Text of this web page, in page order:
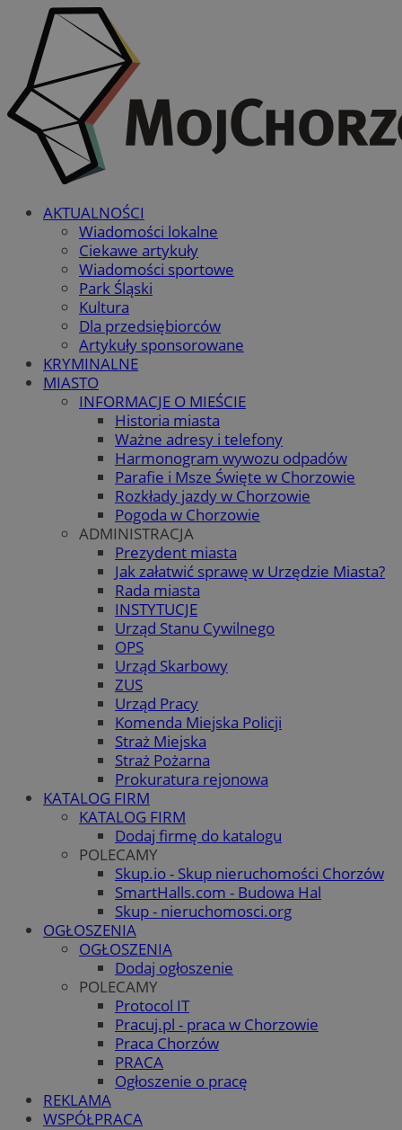
AKTUALNOŚCI
Wiadomości lokalne
Ciekawe artykuły
Wiadomości sportowe
Park Śląski
Kultura
Dla przedsiębiorców
Artykuły sponsorowane
KRYMINALNE
MIASTO
INFORMACJE O MIEŚCIE
Historia miasta
Ważne adresy i telefony
Harmonogram wywozu odpadów
Parafie i Msze Święte w Chorzowie
Rozkłady jazdy w Chorzowie
Pogoda w Chorzowie
ADMINISTRACJA
Prezydent miasta
Jak załatwić sprawę w Urzędzie Miasta?
Rada miasta
INSTYTUCJE
Urząd Stanu Cywilnego
OPS
Urząd Skarbowy
ZUS
Urząd Pracy
Komenda Miejska Policji
Straż Miejska
Straż Pożarna
Prokuratura rejonowa
KATALOG FIRM
KATALOG FIRM
Dodaj firmę do katalogu
POLECAMY
Skup.io - Skup nieruchomości Chorzów
SmartHalls.com - Budowa Hal
Skup - nieruchomosci.org
OGŁOSZENIA
OGŁOSZENIA
Dodaj ogłoszenie
POLECAMY
Protocol IT
Pracuj.pl - praca w Chorzowie
Praca Chorzów
PRACA
Ogłoszenie o pracę
REKLAMA
WSPÓŁPRACA